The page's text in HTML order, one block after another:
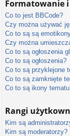
Formatowanie
Co to jest BBCode?
Czy można używać
Co to są są
Czy można
Co to są ogłoszenia
Co to są ogłoszenia?
Co to są przyklejone
Co to są zamknięte
Co to są ikony
Rangi
Kim są
Kim są moderatorzy?